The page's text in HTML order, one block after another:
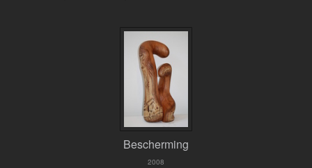
Bescherming
2008